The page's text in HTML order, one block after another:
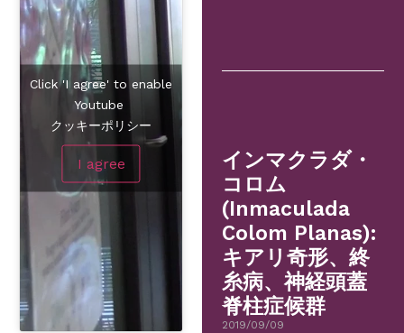
Click 'I agree' to enable
Youtube
クッキーポリシー
I agree
インマクラダ・
コロム
(Inmaculada
Colom Planas):
キアリ奇形、終
糸病、神経頭蓋
脊柱症候群
2019/09/09